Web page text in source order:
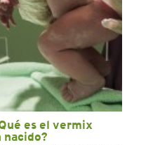
es el vermix
nacido?